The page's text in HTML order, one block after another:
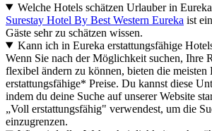
Welche Hotels schätzen Urlauber in
Surestay Hotel By Best Western Eureka ist
Gäste sehr zu schätzen wissen.
Kann ich in Eureka erstattungsfähige
Wenn Sie nach der Möglichkeit suchen, Ihre
flexibel ändern zu können, bieten die meisten
erstattungsfähige* Preise. Du kannst diese
indem du deine Suche auf unserer Website
„Voll erstattungsfähig" verwendest, um die
einzugrenzen.